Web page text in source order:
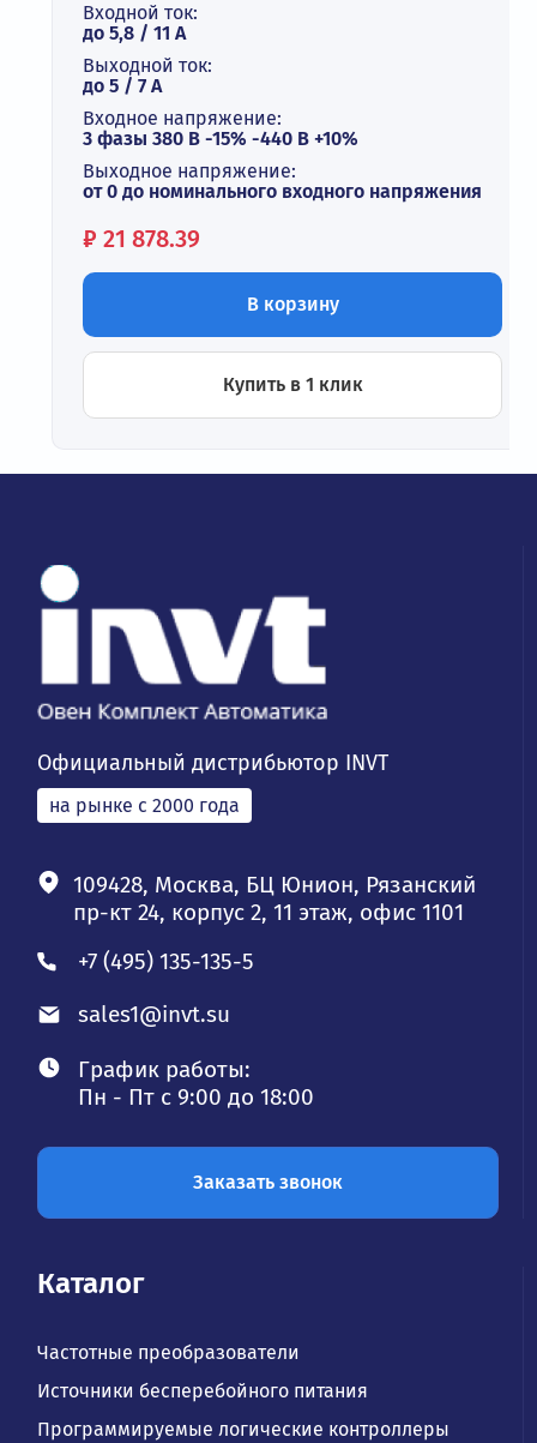
Входной ток:
до 5,8 / 11 А
Выходной ток:
до 5 / 7 A
Входное напряжение:
3 фазы 380 В -15% -440 В +10%
Выходное напряжение:
от 0 до номинального входного напряжения
Цена:
₽ 21 878.39
В корзину
Купить в 1 клик
Официальный дистрибьютор INVT
на рынке с 2000 года
109428, Москва, БЦ Юнион, Рязанский
пр-кт 24, корпус 2, 11 этаж, офис 1101
+7 (495) 135-135-5
sales1@invt.su
График работы:
Пн - Пт с 9:00 до 18:00
Заказать звонок
Каталог
Частотные преобразователи
Источники бесперебойного питания
Программируемые логические контроллеры